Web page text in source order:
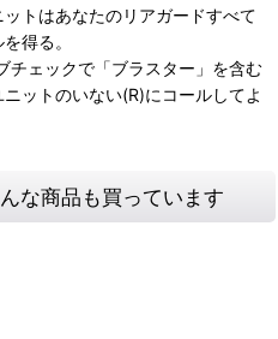
トはあなたのリアガードすべて
得る。
チェックで「ブラスター」を含む
ットのいない(R)にコールしてよ
な商品も買っています